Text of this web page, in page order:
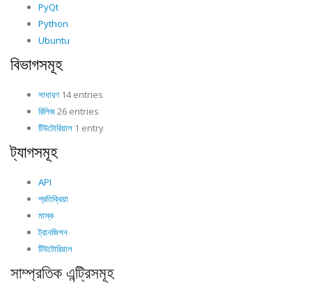
PyQt
Python
Ubuntu
বিভাগসমূহ
সাধারণ 14 entries
রিলিজ26 entries
টিউটোরিয়াল 1 entry
ট্যাগসমূহ
API
প্রতিক্রিয়া
মাস্ক
ট্রানজিশন
টিউটোরিয়াল
সাম্প্রতিক এন্ট্রিসমূহ